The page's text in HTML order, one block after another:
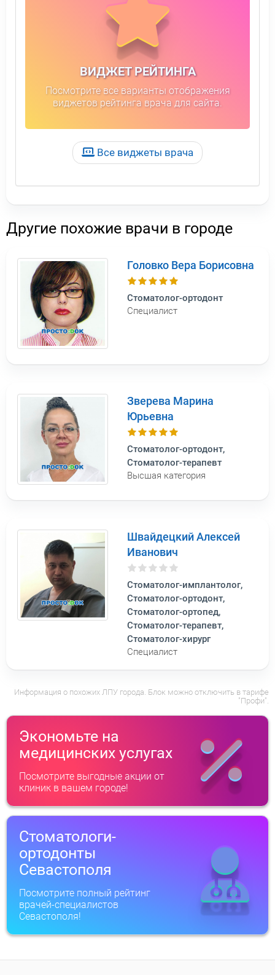
ВИДЖЕТ РЕЙТИНГА
Посмотрите все варианты отображения
виджетов рейтинга врача для сайта.
Все виджеты врача
Другие похожие врачи в городе
Головко Вера Борисовна
Стоматолог-ортодонт
Специалист
Зверева Марина
Юрьевна
Стоматолог-ортодонт,
Стоматолог-терапевт
Высшая категория
Швайдецкий Алексей
Иванович
Стоматолог-имплантолог,
Стоматолог-ортодонт,
Стоматолог-ортопед,
Стоматолог-терапевт,
Стоматолог-хирург
Специалист
Информация о похожих ЛПУ города. Блок можно отключить в тарифе
"Профи".
Экономьте на
медицинских услугах
Посмотрите выгодные акции от
клиник в вашем городе!
Стоматологи-
ортодонты
Севастополя
Посмотрите полный рейтинг
врачей-специалистов
Севастополя!